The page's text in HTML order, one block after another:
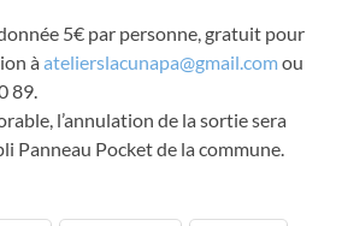
5€ par personne, gratuit pour
àatelierslacunapa@gmail.comou
89.
l’annulation de la sortie sera
Panneau Pocket de la commune.